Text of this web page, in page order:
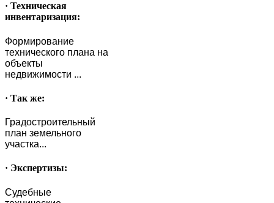
· Техническая
инвентаризация:
Формирование
технического плана на
объекты
недвижимости ...
· Так же:
Градостроительный
план земельного
участка...
· Экспертизы:
Судебные